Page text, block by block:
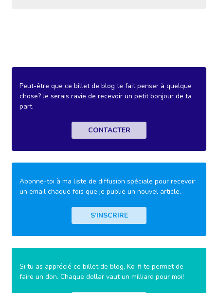
Peut-être que ce billet de blog te fait penser à quelque
chose? Je serais ravie de recevoir un petit bonjour de ta
part.
CONTACTER
Abonne-toi à ma liste de diffusion spéciale pour recevoir
un email chaque fois que je publie un nouvel article.
S’INSCRIRE
Si tu as apprécié ce billet de blog, Ko-fi te permet de
faire un don. Chaque dollar vaut un milliard pour moi!